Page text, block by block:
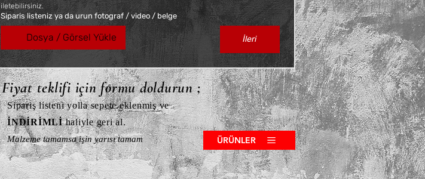
iletebilirsiniz.
Siparis listeniz ya da urun fotograf / video / belge
Dosya / Görsel Yükle İleri
Fiyat teklifi için formu doldurun ;
Sipariş listeni yolla sepete eklenmiş ve
İNDİRİMLİhaliyle geri al.
Malzeme tamamsa işin yarısı tamam ÜRÜNLER